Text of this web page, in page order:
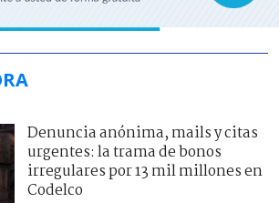
Denuncia anónima, mails y citas
urgentes: la trama de bonos
irregulares por 13 mil millones en
Codelco